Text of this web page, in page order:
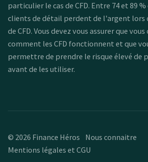
particulier le cas de CFD. Entre 74 et 89
clients de détail perdent de l'argent lors
de CFD. Vous devez vous assurer que
comment les CFD fonctionnent et que
permettre de prendre le risque élevé de
avant de les utiliser.
© 2026 Finance Héros
Nous connaitre
Mentions légales et CGU